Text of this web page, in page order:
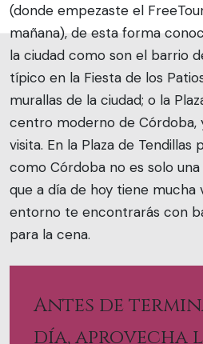
(donde empezaste el
mañana), de esta forma
la ciudad como son el barrio
típico en la Fiesta de los
murallas de la ciudad; o la
centro moderno de Córdoba,
visita. En la Plaza de
como Córdoba no es solo
que a día de hoy tiene mucha
entorno te encontrarás con
para la cena.
Antes de
día, aprovecha